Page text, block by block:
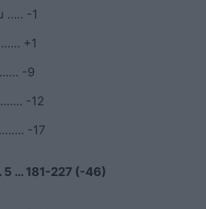
….. -1
+1
-9
-12
-17
5 … 181-227 (-46)